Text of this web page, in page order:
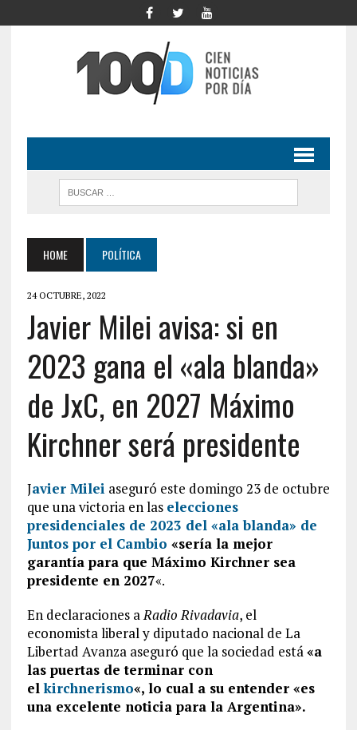
HOME POLÍTICA
24 OCTUBRE, 2022
Javier Milei avisa: si en
2023 gana el «ala blanda»
de JxC, en 2027 Máximo
Kirchner será presidente
Javier Milei aseguró este domingo 23 de octubre
que una victoria en las elecciones
presidenciales de 2023 del «ala blanda» de
Juntos por el Cambio «sería la mejor
garantía para que Máximo Kirchner sea
presidente en 2027«.
En declaraciones aRadio Rivadavia, el
economista liberal y diputado nacional de La
Libertad Avanza aseguró que la sociedad está«a
las puertas de terminar con
elkirchnerismo«, lo cual a su entender «es
una excelente noticia para la Argentina».